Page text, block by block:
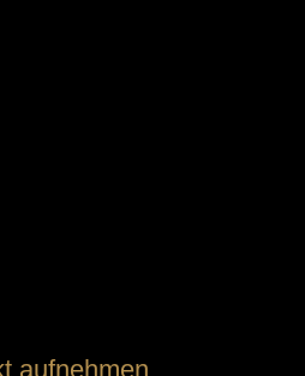
aufnehmen